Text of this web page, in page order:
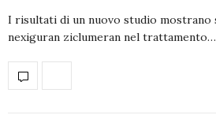
I risultati di un nuovo studio mostrano
nexiguran ziclumeran nel trattamento…